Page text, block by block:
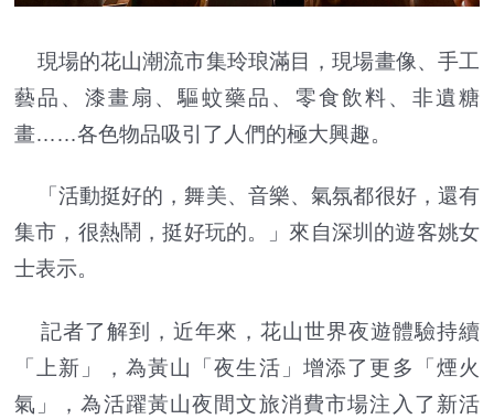
現場的花山潮流市集玲琅滿目，現場畫像、手工
藝品、漆畫扇、驅蚊藥品、零食飲料、非遺糖
畫……各色物品吸引了人們的極大興趣。
「活動挺好的，舞美、音樂、氣氛都很好，還有
集市，很熱鬧，挺好玩的。」來自深圳的遊客姚女
士表示。
記者了解到，近年來，花山世界夜遊體驗持續
「上新」，為黃山「夜生活」增添了更多「煙火
氣」，為活躍黃山夜間文旅消費市場注入了新活